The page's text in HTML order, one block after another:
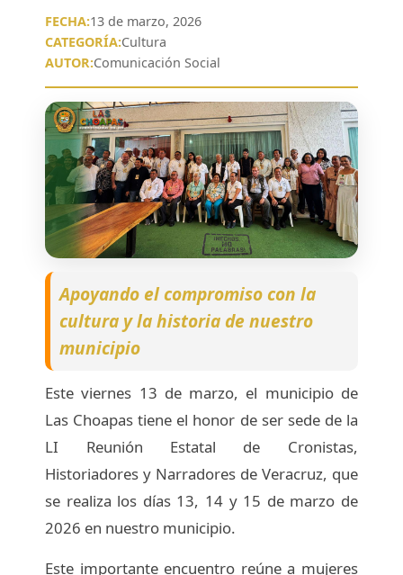
FECHA:13 de marzo, 2026
CATEGORÍA:Cultura
AUTOR:Comunicación Social
Apoyando el compromiso con la
cultura y la historia de nuestro
municipio
Este viernes 13 de marzo, el municipio de
Las Choapas tiene el honor de ser sede de la
LI Reunión Estatal de Cronistas,
Historiadores y Narradores de Veracruz, que
se realiza los días 13, 14 y 15 de marzo de
2026 en nuestro municipio.
Este importante encuentro reúne a mujeres